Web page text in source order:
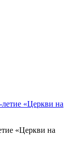
«Церкви на